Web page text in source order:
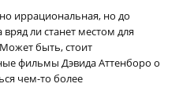
иррациональная, но до
ли станет местом для
быть, стоит
фильмы Дэвида Аттенборо о
чем-то более